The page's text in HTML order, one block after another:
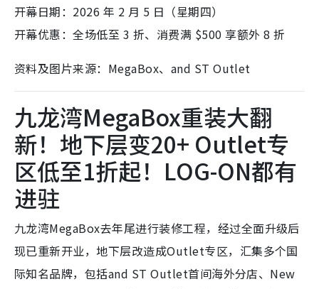
开幕日期：2026 年 2 月 5 日（星期四）
开幕优惠：全场低至 3 折、消费满 $500 享额外 8 折
资料及图片来源：MegaBox、and ST Outlet
九龙湾MegaBox重装大翻
新！地下层变20+ Outlet专
区低至1折起！LOG-ON都有
进驻
九龙湾MegaBox去年尾进行装修工程，经过全面升级后
现已重新开业，地下层改造成Outlet专区，汇集多个国
际知名品牌，包括and ST Outlet首间海外分店、New